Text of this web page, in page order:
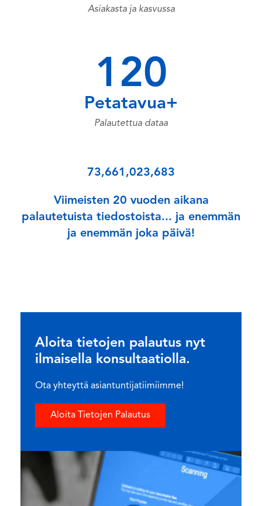
Asiakasta ja kasvussa
120
Petatavua+
Palautettua dataa
73,661,023,683
Viimeisten 20 vuoden aikana
palautetuista tiedostoista... ja enemmän
ja enemmän joka päivä!
Aloita tietojen palautus nyt
ilmaisella konsultaatiolla.
Ota yhteyttä asiantuntijatiimiimme!
Aloita Tietojen Palautus